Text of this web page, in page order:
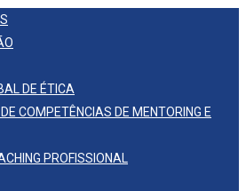
DE ÉTICA
COMPETÊNCIAS DE MENTORING E
PROFISSIONAL